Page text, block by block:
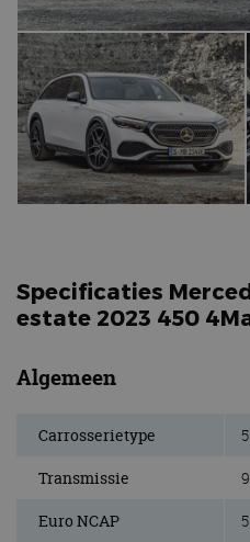
Specificaties
estate 2023 450
Algemeen
Carrosserietype
Transmissie
Euro NCAP